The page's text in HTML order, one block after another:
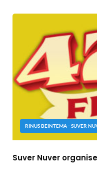
RINUS BEINTEMA - SUVER
Suver Nuver